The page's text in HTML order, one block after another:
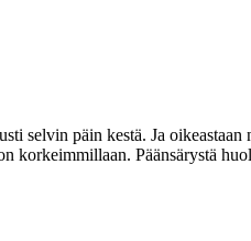
päin kestä. Ja oikeastaan
korkeimmillaan. Päänsärystä